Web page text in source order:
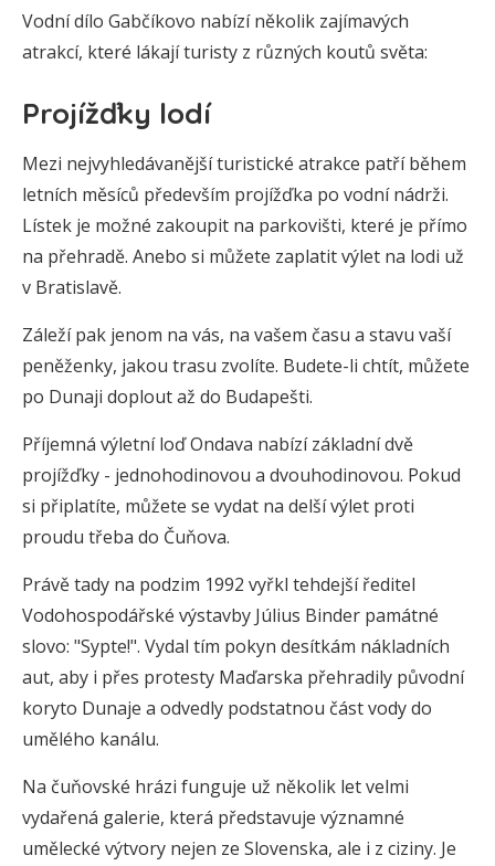
Vodní dílo Gabčíkovo nabízí několik zajímavých
atrakcí, které lákají turisty z různých koutů světa:
Projížďky lodí
Mezi nejvyhledávanější turistické atrakce patří během
letních měsíců především projížďka po vodní nádrži.
Lístek je možné zakoupit na parkovišti, které je přímo
na přehradě. Anebo si můžete zaplatit výlet na lodi už
v Bratislavě.
Záleží pak jenom na vás, na vašem času a stavu vaší
peněženky, jakou trasu zvolíte. Budete-li chtít, můžete
po Dunaji doplout až do Budapešti.
Příjemná výletní loď Ondava nabízí základní dvě
projížďky - jednohodinovou a dvouhodinovou. Pokud
si připlatíte, můžete se vydat na delší výlet proti
proudu třeba do Čuňova.
Právě tady na podzim 1992 vyřkl tehdejší ředitel
Vodohospodářské výstavby Július Binder památné
slovo: "Sypte!". Vydal tím pokyn desítkám nákladních
aut, aby i přes protesty Maďarska přehradily původní
koryto Dunaje a odvedly podstatnou část vody do
umělého kanálu.
Na čuňovské hrázi funguje už několik let velmi
vydařená galerie, která představuje významné
umělecké výtvory nejen ze Slovenska, ale i z ciziny. Je